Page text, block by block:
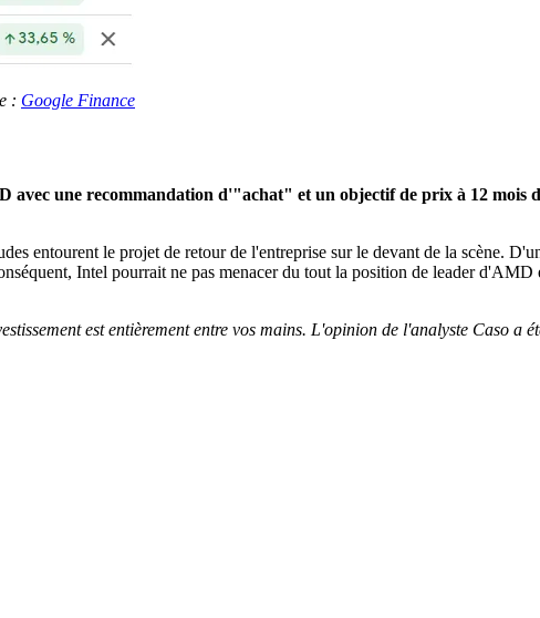
: Google Finance
avec une recommandation d'"achat" et un objectif de prix à 12 mois
entourent le projet de retour de l'entreprise sur le devant de la scène.
Intel pourrait ne pas menacer du tout la position de leader
est entièrement entre vos mains. L'opinion de l'analyste Caso a